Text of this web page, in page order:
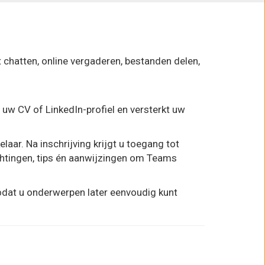
online vergaderen, bestanden delen,
CV of LinkedIn-profiel en versterkt uw
Na inschrijving krijgt u toegang tot
tips én aanwijzingen om Teams
u onderwerpen later eenvoudig kunt